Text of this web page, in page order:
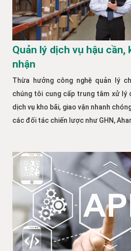
Quản lý dịch vụ hậu cần,
nhận
Thừa hưởng công nghệ quản lý
chúng tôi cung cấp trung tâm xử lý
dịch vụ kho bãi, giao vận nhanh
các đối tác chiến lược như GHN,